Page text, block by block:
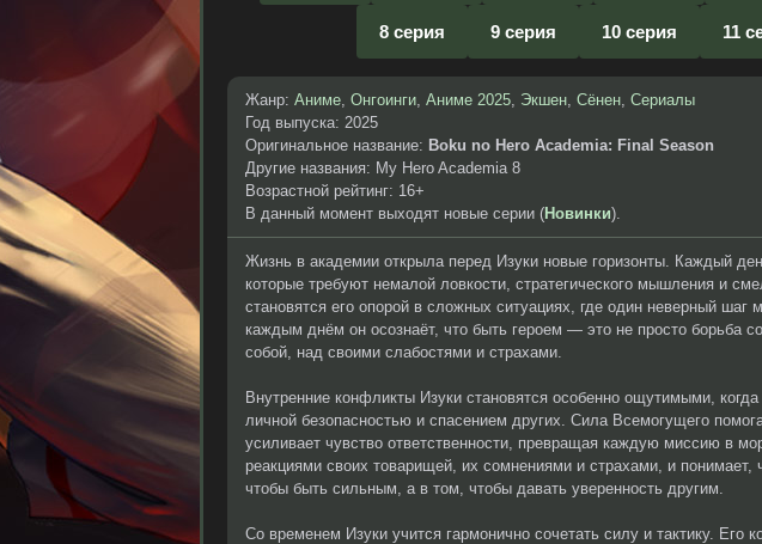
8 серия 9 серия 10 серия 11
Жанр: Аниме, Онгоинги, Аниме 2025, Экшен, Сёнен, Сериалы
Год выпуска: 2025
Оригинальное название: Boku no Hero Academia: Final Season
Другие названия: My Hero Academia 8
Возрастной рейтинг: 16+
В данный момент выходят новые серии (Новинки).
Жизнь в академии открыла перед Изуки новые горизонты. Каждый
которые требуют немалой ловкости, стратегического мышления и
становятся его опорой в сложных ситуациях, где один неверный
каждым днём он осознаёт, что быть героем — это не просто борьба
собой, над своими слабостями и страхами.
Внутренние конфликты Изуки становятся особенно ощутимыми,
личной безопасностью и спасением других. Сила Всемогущего
усиливает чувство ответственности, превращая каждую миссию в
реакциями своих товарищей, их сомнениями и страхами, и понимает,
чтобы быть сильным, а в том, чтобы давать уверенность другим.
Со временем Изуки учится гармонично сочетать силу и тактику. Его